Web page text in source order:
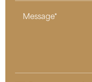
Message*